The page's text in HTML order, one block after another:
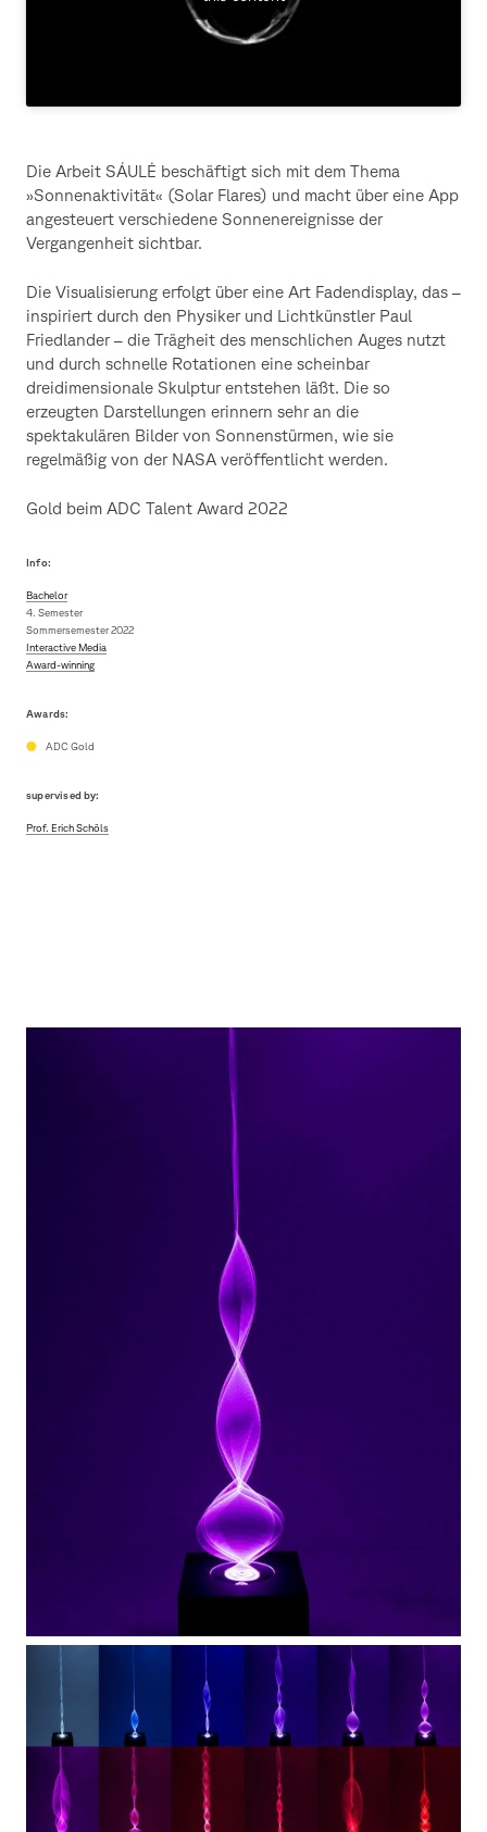
Die Arbeit SÁULĖ beschäftigt sich mit dem Thema
»Sonnenaktivität« (Solar Flares) und macht über eine App
angesteuert verschiedene Sonnenereignisse der
Vergangenheit sichtbar.
Die Visualisierung erfolgt über eine Art Fadendisplay, das –
inspiriert durch den Physiker und Lichtkünstler Paul
Friedlander – die Trägheit des menschlichen Auges nutzt
und durch schnelle Rotationen eine scheinbar
dreidimensionale Skulptur entstehen läßt. Die so
erzeugten Darstellungen erinnern sehr an die
spektakulären Bilder von Sonnenstürmen, wie sie
regelmäßig von der NASA veröffentlicht werden.
Gold beim ADC Talent Award 2022
Info:
Bachelor
4. Semester
Sommersemester 2022
Interactive Media
Award-winning
Awards:
ADC Gold
supervised by:
Prof. Erich Schöls